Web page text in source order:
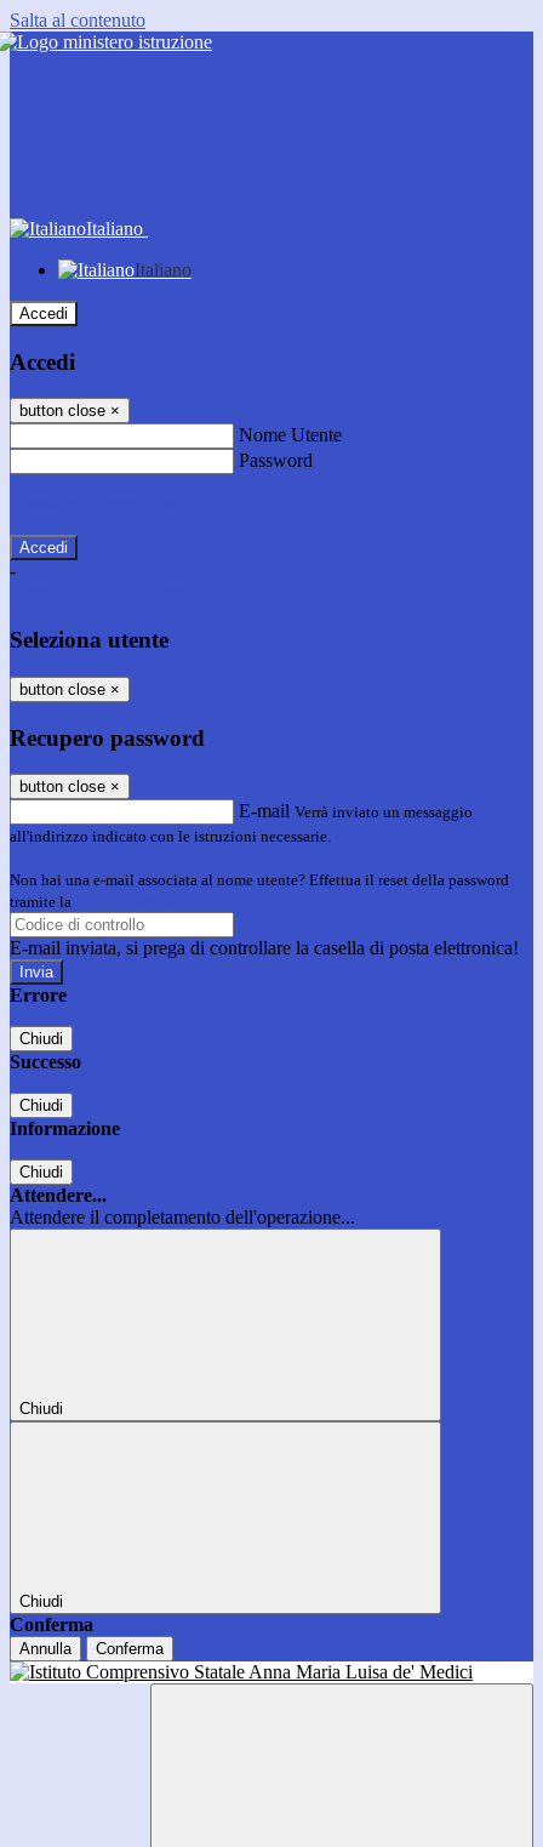
Salta al contenuto
Italiano
Italiano
Accedi
Accedi
button close ×
Nome Utente
Password
-
Seleziona utente
button close ×
Recupero password
button close ×
E-mail Verrà inviato un messaggio
all'indirizzo indicato con le istruzioni necessarie.
Non hai una e-mail associata al nome utente? Effettua il reset della password
tramite la
E-mail inviata, si prega di controllare la casella di posta elettronica!
Errore
Chiudi
Successo
Chiudi
Informazione
Chiudi
Attendere...
Attendere il completamento dell'operazione...
Chiudi
Chiudi
Conferma
Annulla Conferma